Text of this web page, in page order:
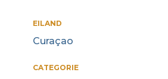
EILAND
Curaçao
CATEGORIE